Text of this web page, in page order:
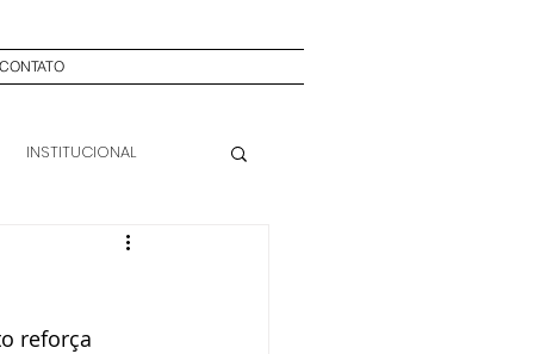
CONTATO
INSTITUCIONAL
reforça